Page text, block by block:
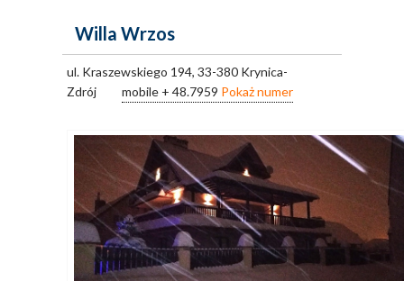
Willa Wrzos
ul. Kraszewskiego 194, 33-380 Krynica-
Zdrój
mobile + 48.7959 Pokaż numer